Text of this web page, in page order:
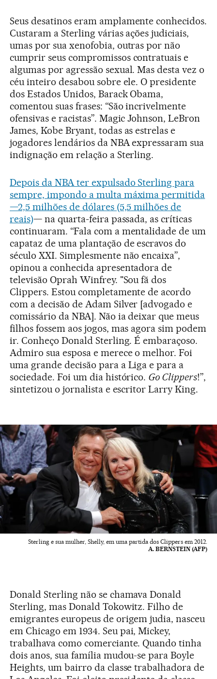
Seus desatinos eram amplamente conhecidos.
Custaram a Sterling várias ações judiciais,
umas por sua xenofobia, outras por não
cumprir seus compromissos contratuais e
algumas por agressão sexual. Mas desta vez o
céu inteiro desabou sobre ele. O presidente
dos Estados Unidos, Barack Obama,
comentou suas frases: “São incrivelmente
ofensivas e racistas”. Magic Johnson, LeBron
James, Kobe Bryant, todas as estrelas e
jogadores lendários da NBA expressaram sua
indignação em relação a Sterling.
Depois da NBA ter expulsado Sterling para
sempre, impondo a multa máxima permitida
—2,5 milhões de dólares (5,5 milhões de
reais)— na quarta-feira passada, as críticas
continuaram. “Fala com a mentalidade de um
capataz de uma plantação de escravos do
século XXI. Simplesmente não encaixa”,
opinou a conhecida apresentadora de
televisão Oprah Winfrey. "Sou fã dos
Clippers. Estou completamente de acordo
com a decisão de Adam Silver [advogado e
comissário da NBA]. Não ia deixar que meus
filhos fossem aos jogos, mas agora sim podem
ir. Conheço Donald Sterling. É embaraçoso.
Admiro sua esposa e merece o melhor. Foi
uma grande decisão para a Liga e para a
sociedade. Foi um dia histórico. Go Clippers!”,
sintetizou o jornalista e escritor Larry King.
Sterling e sua mulher, Shelly, em uma partida dos Clippers em 2012.
A. BERNSTEIN (AFP)
Donald Sterling não se chamava Donald
Sterling, mas Donald Tokowitz. Filho de
emigrantes europeus de origem judia, nasceu
em Chicago em 1934. Seu pai, Mickey,
trabalhava como comerciante. Quando tinha
dois anos, sua família mudou-se para Boyle
Heights, um bairro da classe trabalhadora de